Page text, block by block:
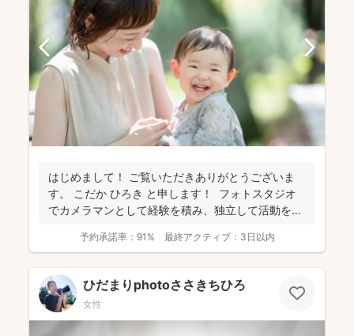
はじめまして！ ご覧いただきありがとうございま
す。 こだか ひろき と申します！ フォトスタジオ
でカメラマンとして経験を積み、独立して活動を始
予約承諾率： 91% 最終アクティブ： 3日以内
ひだまりphotoささきちひろ
女性